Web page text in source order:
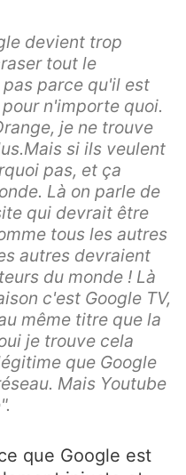
devient trop
tout le
parce qu'il est
n'importe quoi.
je ne trouve
si ils veulent
pas, et ça
Là on parle de
qui devrait être
tous les autres
autres devraient
du monde ! Là
c'est Google TV,
même titre que la
je trouve cela
que Google
Mais Youtube
que Google est